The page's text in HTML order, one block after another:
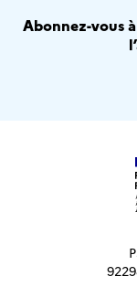
Abonnez-vous